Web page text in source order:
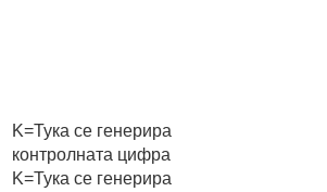
K=Тука се генерира
контролната цифра
K=Тука се генерира